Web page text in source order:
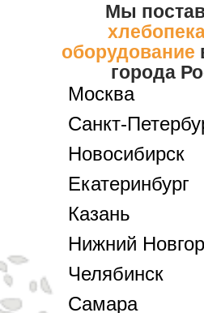
Мы
оборудование
города
Москва
Санкт-
Новосибирск
Екатеринбург
Казань
Нижний
Челябинск
Самара